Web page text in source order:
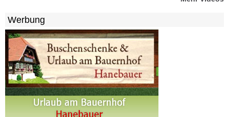
Werbung